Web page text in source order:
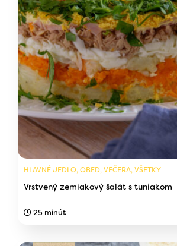
HLAVNÉ JEDLO, OBED, VEČERA, VŠETKY
Vrstvený zemiakový šalát s tuniakom
25 minút